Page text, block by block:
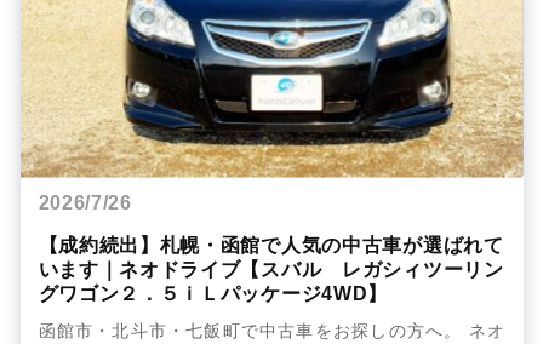
2026/7/26
【成約続出】札幌・函館で人気の中古車が選ばれて
います｜ネオドライブ【スバル レガシィツーリン
グワゴン２．５ｉＬパッケージ4WD】
函館市・北斗市・七飯町で中古車をお探しの方へ。 ネオ